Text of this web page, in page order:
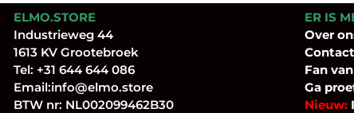
ELMO.STORE
Industrieweg 44
1613 KV Grootebroek
Tel: +31 644 644 086
Email:info@elmo.store
BTW nr: NL002099462B30
ER IS
Over
Fanvan
Ga
Nieuw: